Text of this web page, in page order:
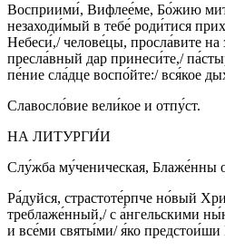
Восприими́, Вифлее́ме, Бо́жию
незаходи́мый в тебе́ роди́тися
Небеси́,/ челове́цы, просла́вите
пресла́вный дар принеси́те,/
пе́ние сла́дце воспо́йте:/ вся́кое
Славосло́вие вели́кое и отпу́ст.
НА ЛИТУРГИ́И
Слу́жба му́ченическая, Блаже́нны
Ра́дуйся, страстоте́рпче но́вый
треблаже́нный,/ с а́нгельскими
и все́ми святы́ми/ я́ко предстои́ши